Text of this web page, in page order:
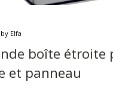
Elfa
boîte étroite
et panneau